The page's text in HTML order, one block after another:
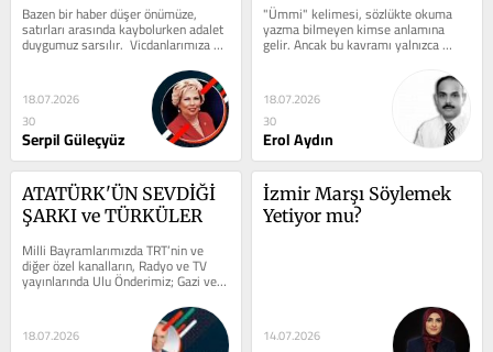
Neden Duyulmuyor
​Bazen bir haber düşer önümüze,
satırları arasında kaybolurken adalet
duygumuz sarsılır.  Vicdanlarımıza
yük biner. ​Sayın Hulusi...
18.07.2026
30
Serpil Güleçyüz
"Ümmi" kelimesi, sözlükte okuma
yazma bilmeyen kimse anlamına
gelir. Ancak bu kavramı yalnızca
cehaletle özdeşleştirmek, hem...
18.07.2026
30
Erol Aydın
ATATÜRK'ÜN SEVDİĞİ
ŞARKI ve TÜRKÜLER
Milli Bayramlarımızda TRT’nin ve
diğer özel kanalların, Radyo ve TV
yayınlarında Ulu Önderimiz; Gazi ve
Mareşal Mustafa Kemal...
18.07.2026
İzmir Marşı Söylemek
Yetiyor mu?
14.07.2026